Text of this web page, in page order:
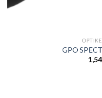
GPO